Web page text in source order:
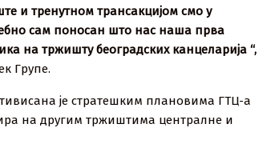
и тренутном трансакцијом смо у
сам поносан што нас наша прва
на тржишту београдских канцеларија “,
Групе.
је стратешким плановима ГТЦ-а
на другим тржиштима централне и